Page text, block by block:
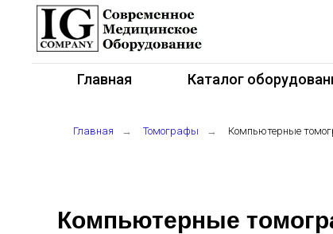
Главная Каталог
Главная → Томографы → Компьютерные
Компьютерные